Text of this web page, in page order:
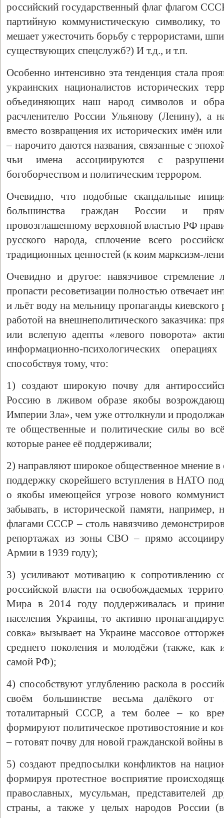
российский государственный флаг флагом
партийную коммунистическую символику,
мешает ужесточить борьбу с террористами,
существующих спецслужб?) И т.д., и т.п.
Особенно интенсивно эта тенденция стала
украинских националистов исторических
объединяющих наш народ символов и
расчленителю России Ульянову (Ленину), а
вместо возвращения их исторических имён
– нарочито даются названия, связанные с
чьи имена ассоциируются с
богоборчеством и политическим террором.
Очевидно, что подобные скандальные
большинства граждан России и
провозглашенному верховной властью РФ
русского народа, сплочение всего
традиционных ценностей (к коим марксизм-
Очевидно и другое: навязчивое стремление
пропасти ресоветизации полностью отвечает
и льёт воду на мельницу пропаганды
работой на внешнеполитического заказчика:
или вслепую адепты «левого поворота»
информационно-психологических
способствуя тому, что:
1) создают широкую почву для
Россию в лживом образе якобы
Империи Зла», чем уже оттолкнули и
те общественные и политические силы во
которые ранее её поддерживали;
2) направляют широкое общественное мнение в
поддержку скорейшего вступления в НАТО под
о якобы имеющейся угрозе нового
забывать, в исторической памяти,
флагами СССР – столь навязчиво
репортажах из зоны СВО – прямо
Армии в 1939 году);
3) усиливают мотивацию к сопротивлению
российской власти на освобождаемых
Мира в 2014 году поддерживалась и
населения Украины, то активно
совка» вызывает на Украине массовое
среднего поколения и молодёжи (также,
самой РФ);
4) способствуют углублению раскола в
своём большинстве весьма далёкого от
тоталитарный СССР, а тем более – ко
формируют политическое противостояние и
– готовят почву для новой гражданской войны
5) создают предпосылки конфликтов на
формируя протестное восприятие
православных, мусульман, представителей
страны, а также у целых народов России
Свидетельство